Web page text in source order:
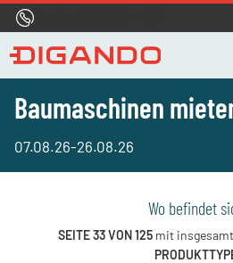
Baumaschinen
07.08.26-26.08.26
Wo befindet
SEITE 33 VON 125mit insgesamt